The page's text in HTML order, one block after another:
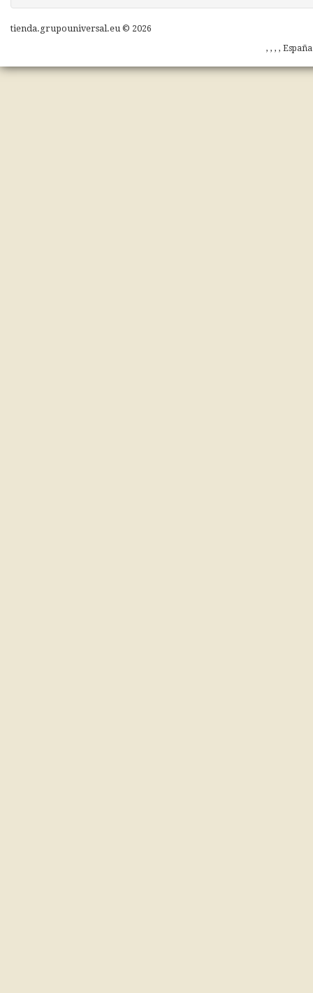
tienda.grupouniversal.eu © 2026
, , , ,